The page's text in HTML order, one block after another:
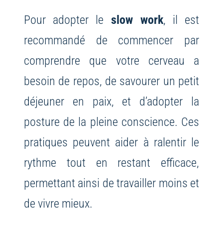
Pour adopter le slow work, il est
recommandé de commencer par
comprendre que votre cerveau a
besoin de repos, de savourer un petit
déjeuner en paix, et d’adopter la
posture de la pleine conscience. Ces
pratiques peuvent aider à ralentir le
rythme tout en restant efficace,
permettant ainsi de travailler moins et
de vivre mieux.